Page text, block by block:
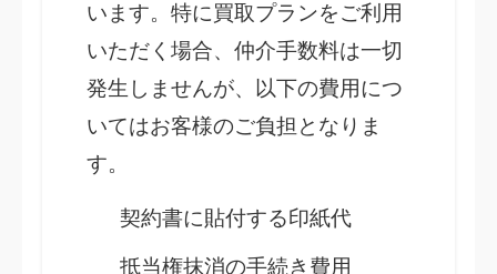
います。特に買取プランをご利用
いただく場合、仲介手数料は一切
発生しませんが、以下の費用につ
いてはお客様のご負担となりま
す。
契約書に貼付する印紙代
抵当権抹消の手続き費用